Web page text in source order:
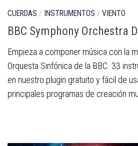
CUERDAS / INSTRUMENTOS / VIENTO
BBC Symphony Orchestra
Empieza a componer música con la
Orquesta Sinfónica de la BBC. 33
en nuestro plugin gratuito y fácil de
principales programas de creación